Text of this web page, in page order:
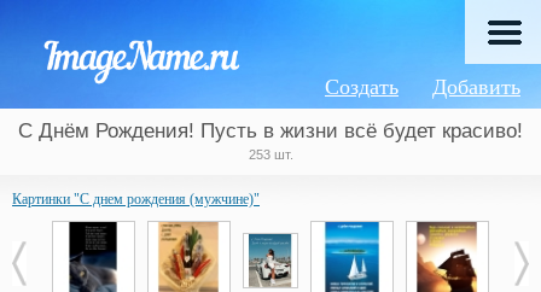
Добавить
Создать
С Днём Рождения! Пусть в жизни всё будет красиво!
253 шт.
Картинки "С днем рождения (мужчине)"